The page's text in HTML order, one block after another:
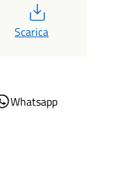
Scarica
Whatsapp